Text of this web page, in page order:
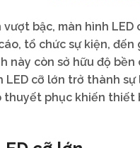
bậc, màn hình
tổ chức sự kiện,
này còn sở hữu độ
LED cỡ lớn trở thành
thuyết phục khiến